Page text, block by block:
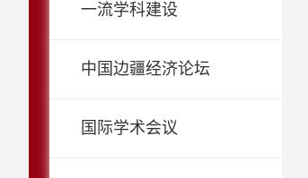
一流学科建设
中国边疆经济论坛
国际学术会议